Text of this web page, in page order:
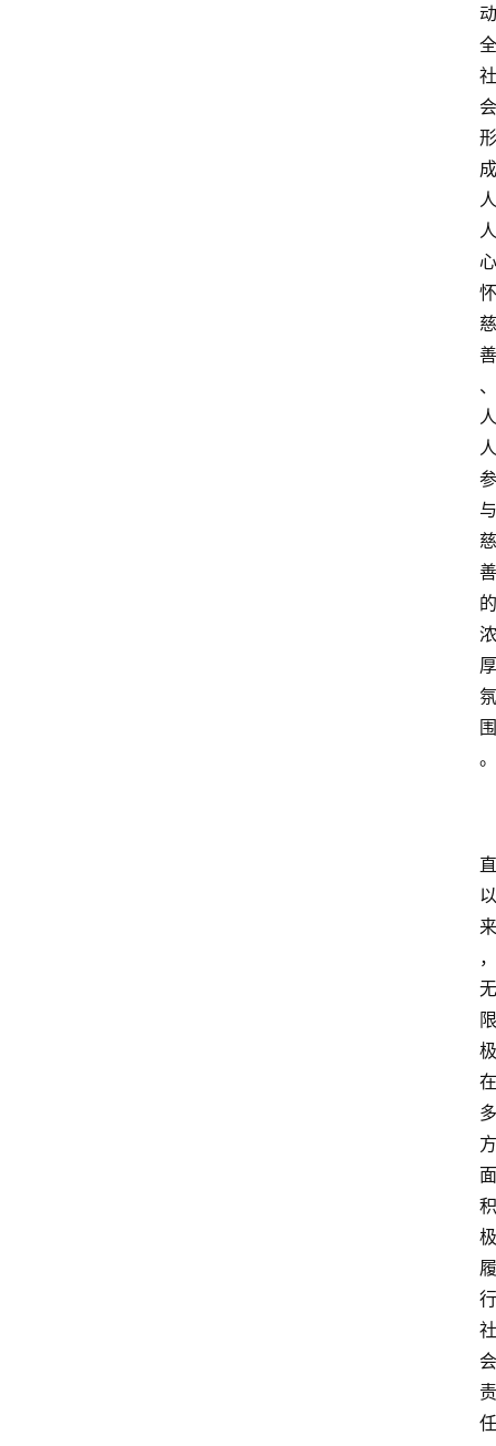
动
全
社
会
形
成
人
人
心
怀
慈
善
、
人
人
参
与
慈
善
的
浓
厚
氛
围
。
直
以
来
，
无
限
极
在
多
方
面
积
极
履
行
社
会
责
任